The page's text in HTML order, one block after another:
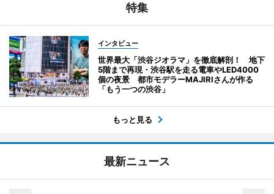
特集
インタビュー
世界最大「渋谷ジオラマ」を徹底解剖！ 地下
5階まで再現・渋谷駅を走る電車やLED4000
個の夜景 都市モデラーMAJIRIさんが作る
「もう一つの渋谷」
もっと見る
最新ニュース